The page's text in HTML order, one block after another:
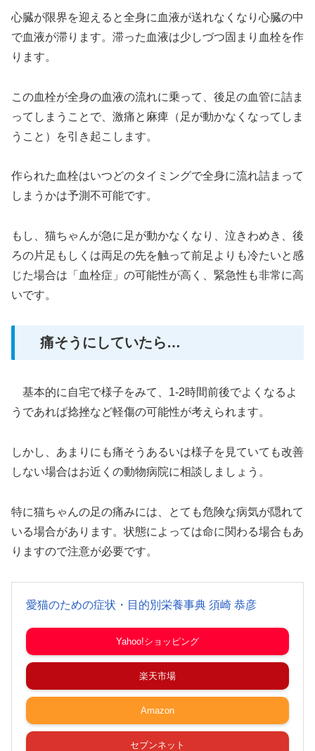
心臓が限界を迎えると全身に血液が送れなくなり心臓の中
で血液が滞ります。滞った血液は少しづつ固まり血栓を作
ります。
この血栓が全身の血液の流れに乗って、後足の血管に詰ま
ってしまうことで、激痛と麻痺（足が動かなくなってしま
うこと）を引き起こします。
作られた血栓はいつどのタイミングで全身に流れ詰まって
しまうかは予測不可能です。
もし、猫ちゃんが急に足が動かなくなり、泣きわめき、後
ろの片足もしくは両足の先を触って前足よりも冷たいと感
じた場合は「血栓症」の可能性が高く、緊急性も非常に高
いです。
痛そうにしていたら…
基本的に自宅で様子をみて、1-2時間前後でよくなるよ
うであれば捻挫など軽傷の可能性が考えられます。
しかし、あまりにも痛そうあるいは様子を見ていても改善
しない場合はお近くの動物病院に相談しましょう。
特に猫ちゃんの足の痛みには、とても危険な病気が隠れて
いる場合があります。状態によっては命に関わる場合もあ
りますので注意が必要です。
愛猫のための症状・目的別栄養事典 須崎 恭彦
Yahoo!ショッピング
楽天市場
Amazon
セブンネット